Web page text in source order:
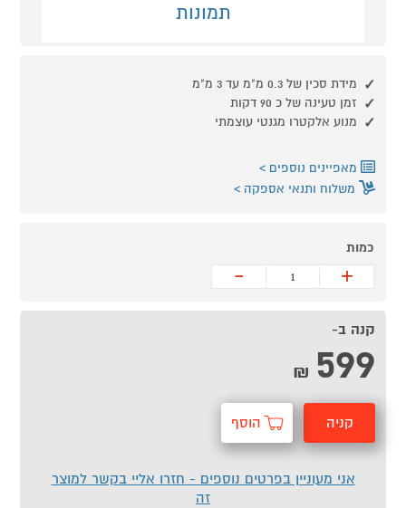
תמונות
מידת סכין של 0.3 מ"מ עד 3 מ"מ
זמן טעינה של כ 90 דקות
מנוע אלקטרו מגנטי עוצמתי
מאפיינים נוספים
משלוח ותנאי אספקה
כמות
+
-
קנה ב-
599
₪
קניה הוסף
אני מעוניין בפרטים נוספים - חזרו אליי בקשר למוצר
זה